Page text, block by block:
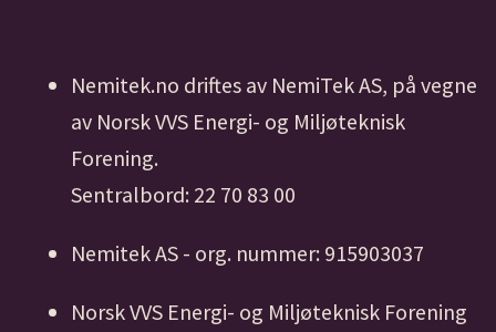
Nemitek.no driftes av NemiTek AS, på vegne
av Norsk VVS Energi- og Miljøteknisk
Forening.
Sentralbord: 22 70 83 00
Nemitek AS - org. nummer: 915903037
Norsk VVS Energi- og Miljøteknisk Forening